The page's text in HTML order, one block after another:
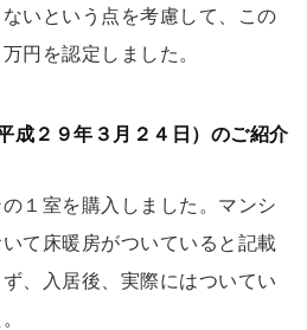
いという点を考慮して、この
円を認定しました。
成２９年３月２４日）のご紹介
１室を購入しました。マンシ
て床暖房がついていると記載
、入居後、実際にはついてい